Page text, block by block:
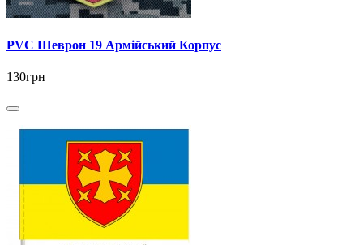
PVC Шеврон 19 Армійський Корпус
130грн